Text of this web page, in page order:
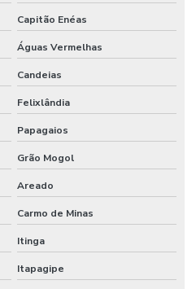
Capitão Enéas
Águas Vermelhas
Candeias
Felixlândia
Papagaios
Grão Mogol
Areado
Carmo de Minas
Itinga
Itapagipe